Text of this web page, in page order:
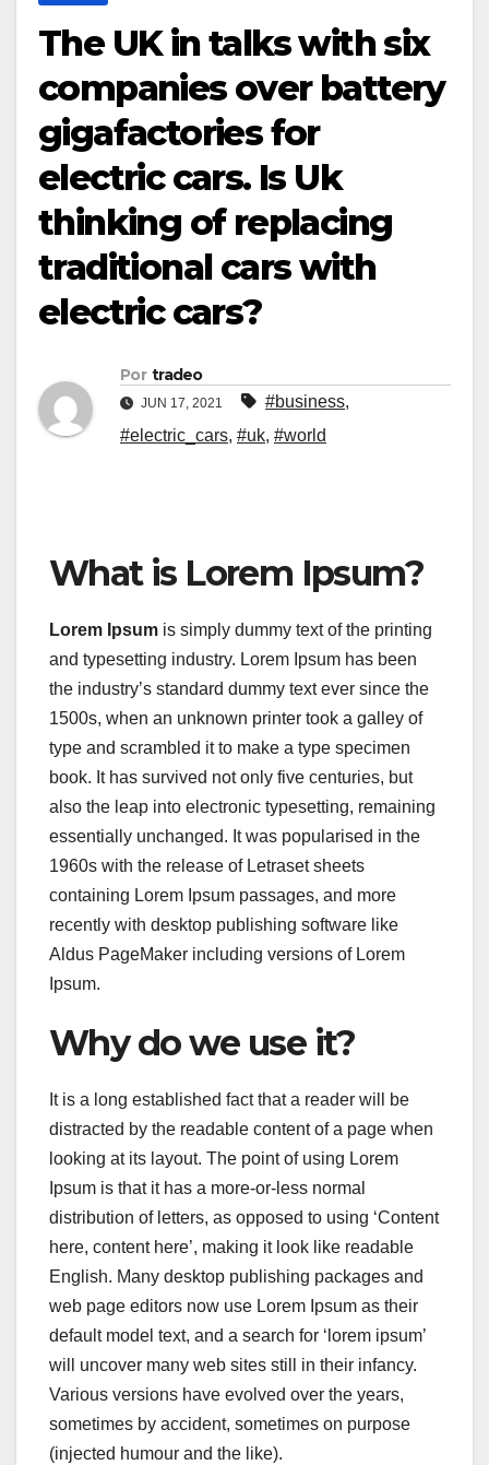
The UK in talks with six
companies over battery
gigafactories for
electric cars. Is Uk
thinking of replacing
traditional cars with
electric cars?
Por tradeo
JUN 17, 2021 #business,
#electric_cars, #uk, #world
What is Lorem Ipsum?
Lorem Ipsum is simply dummy text of the printing
and typesetting industry. Lorem Ipsum has been
the industry’s standard dummy text ever since the
1500s, when an unknown printer took a galley of
type and scrambled it to make a type specimen
book. It has survived not only five centuries, but
also the leap into electronic typesetting, remaining
essentially unchanged. It was popularised in the
1960s with the release of Letraset sheets
containing Lorem Ipsum passages, and more
recently with desktop publishing software like
Aldus PageMaker including versions of Lorem
Ipsum.
Why do we use it?
It is a long established fact that a reader will be
distracted by the readable content of a page when
looking at its layout. The point of using Lorem
Ipsum is that it has a more-or-less normal
distribution of letters, as opposed to using ‘Content
here, content here’, making it look like readable
English. Many desktop publishing packages and
web page editors now use Lorem Ipsum as their
default model text, and a search for ‘lorem ipsum’
will uncover many web sites still in their infancy.
Various versions have evolved over the years,
sometimes by accident, sometimes on purpose
(injected humour and the like).